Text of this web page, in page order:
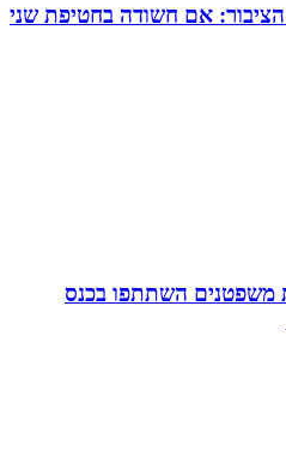
אם חשודה בחטיפת שני
משפטנים השתתפו בכנס